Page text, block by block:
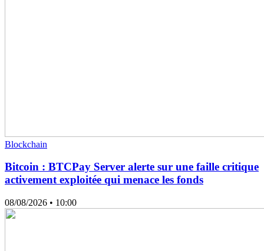
Blockchain
Bitcoin : BTCPay Server alerte sur une faille critique
activement exploitée qui menace les fonds
08/08/2026 • 10:00